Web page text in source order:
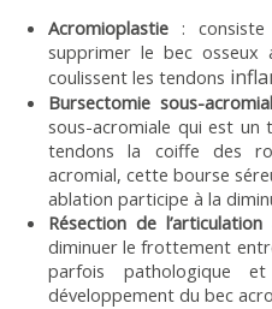
Acromioplastie :
supprimer le bec osseux
coulissent les tendons
Bursectomie sous-
sous-acromiale qui est un
tendons la coiffe des
acromial, cette bourse
ablation participe à la
Résection de l’articulation
diminuer le frottement
parfois pathologique
développement du bec